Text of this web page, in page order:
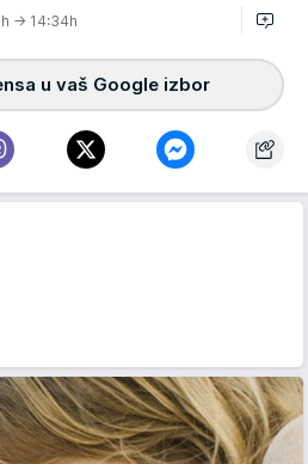
→ 14:34h
u vaš Google izbor